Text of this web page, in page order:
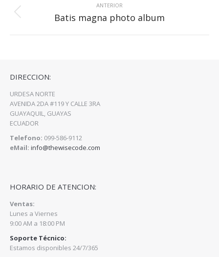
entre
álbumes
ANTERIOR
Álbum
anterior:
Batis magna photo album
DIRECCION:
URDESA NORTE
AVENIDA 2DA #119 Y CALLE 3RA
GUAYAQUIL, GUAYAS
ECUADOR
Telefono: 099-586-9112
eMail: info@thewisecode.com
HORARIO DE ATENCION:
Ventas:
Lunes a Viernes
9:00 AM a 18:00 PM
Soporte Técnico:
Estamos disponibles 24/7/365